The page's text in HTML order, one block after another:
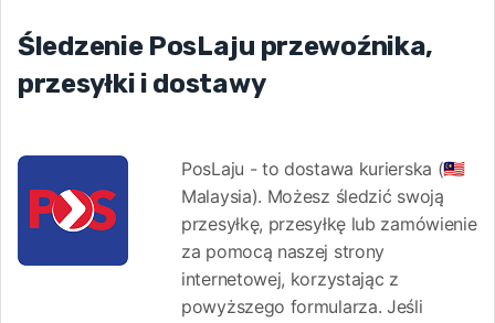
Śledzenie PosLaju przewoźnika,
przesyłki i dostawy
PosLaju - to dostawa kurierska (🇲🇾
Malaysia). Możesz śledzić swoją
przesyłkę, przesyłkę lub zamówienie
za pomocą naszej strony
internetowej, korzystając z
powyższego formularza. Jeśli